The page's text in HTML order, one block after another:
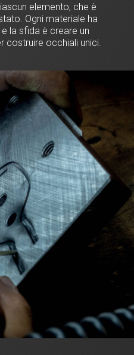
elemento, che è
Ogni materiale ha
la sfida è creare un
costruire occhiali unici.